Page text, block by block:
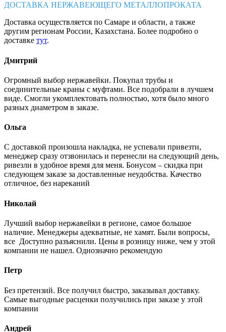
ДОСТАВКА НЕРЖАВЕЮЩЕГО МЕТАЛЛОПРОКАТА
Доставка осуществляется по Самаре и области, а также
другим регионам России, Казахстана. Более подробно о
доставке тут.
Дмитрий
Огромный выбор нержавейки. Покупал трубы и
соединительные краны с муфтами. Все подобрали в лучшем
виде. Смогли укомплектовать полностью, хотя было много
разных диаметром в заказе.
Ольга
С доставкой произошла накладка, не успевали привезти,
менеджер сразу отзвонилась и перенесли на следующий день,
ривезли в удобное время для меня. Бонусом – скидка при
следующем заказе за доставленные неудобства. Качество
отличное, без нареканий
Николай
Лучший выбор нержавейки в регионе, самое большое
наличие. Менеджеры адекватные, не хамят. Были вопросы,
все Доступно разъяснили. Цены в розницу ниже, чем у этой
компании не нашел. Однозначно рекомендую
Петр
Без претензий. Все получил быстро, заказывал доставку.
Самые выгодные расценки получились при заказе у этой
компании
Андрей